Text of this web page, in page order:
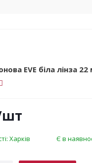
EVE біла лінза
Харків Є в